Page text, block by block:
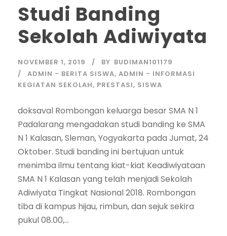
Studi Banding
Sekolah Adiwiyata
NOVEMBER 1, 2019 BY BUDIMAN101179
ADMIN - BERITA SISWA, ADMIN - INFORMASI
KEGIATAN SEKOLAH, PRESTASI, SISWA
doksaval Rombongan keluarga besar SMA N 1
Padalarang mengadakan studi banding ke SMA
N 1 Kalasan, Sleman, Yogyakarta pada Jumat, 24
Oktober. Studi banding ini bertujuan untuk
menimba ilmu tentang kiat-kiat Keadiwiyataan
SMA N 1 Kalasan yang telah menjadi Sekolah
Adiwiyata Tingkat Nasional 2018. Rombongan
tiba di kampus hijau, rimbun, dan sejuk sekira
pukul 08.00,...